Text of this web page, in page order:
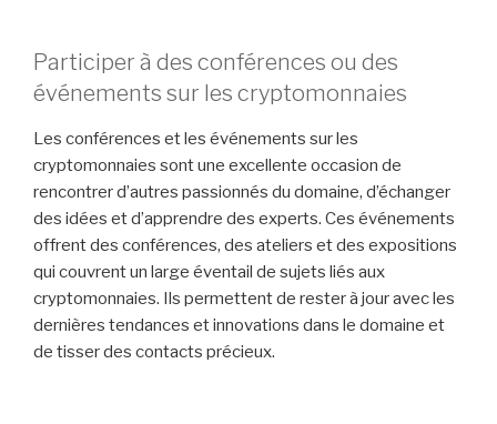
Participer à des conférences ou des
événements sur les cryptomonnaies
Les conférences et les événements sur les
cryptomonnaies sont une excellente occasion de
rencontrer d’autres passionnés du domaine, d’échanger
des idées et d’apprendre des experts. Ces événements
offrent des conférences, des ateliers et des expositions
qui couvrent un large éventail de sujets liés aux
cryptomonnaies. Ils permettent de rester à jour avec les
dernières tendances et innovations dans le domaine et
de tisser des contacts précieux.